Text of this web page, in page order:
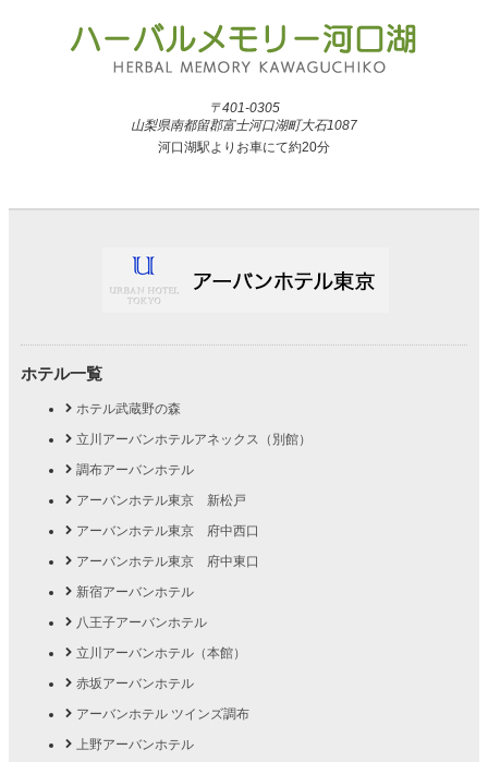
〒401-0305
山梨県南都留郡富士河口湖町大石1087
河口湖駅よりお車にて約20分
ホテル一覧
ホテル武蔵野の森
立川アーバンホテルアネックス（別館）
調布アーバンホテル
アーバンホテル東京 新松戸
アーバンホテル東京 府中西口
アーバンホテル東京 府中東口
新宿アーバンホテル
八王子アーバンホテル
立川アーバンホテル（本館）
赤坂アーバンホテル
アーバンホテル ツインズ調布
上野アーバンホテル